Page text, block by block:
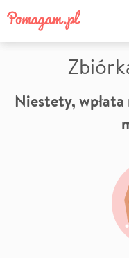
Niestety,